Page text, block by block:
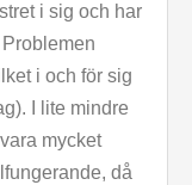
i sig och har
i och för sig
I lite mindre
mycket
då